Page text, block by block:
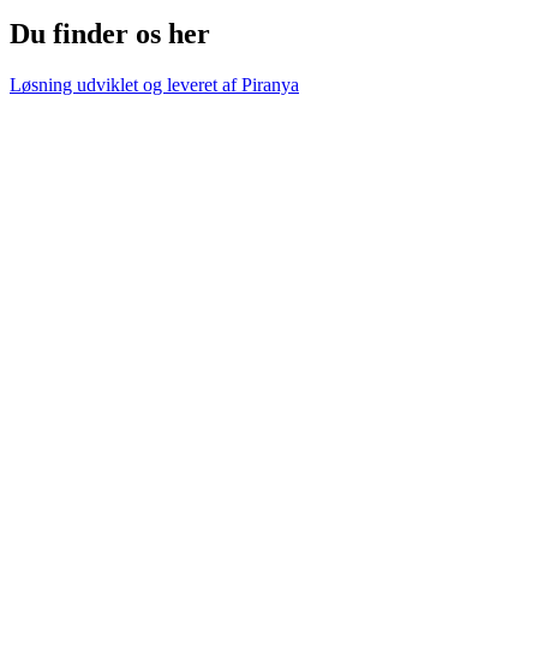
Du finder os her
Løsning udviklet og leveret afPiranya